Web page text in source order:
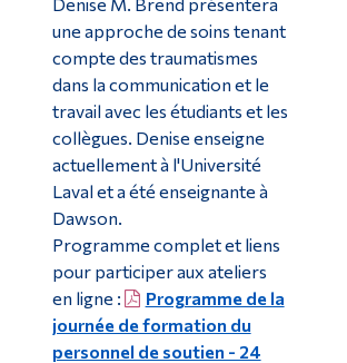
une approche de soins tenant
compte des traumatismes
dans la communication et le
travail avec les étudiants et les
collègues. Denise enseigne
actuellement à l'Université
Laval et a été enseignante à
Dawson.
Programme complet et liens
pour participer aux ateliers
en ligne :
Programme de la
journée de formation du
personnel de soutien - 24